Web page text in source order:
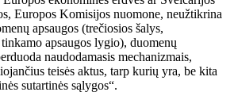
Europos Komisijos nuomone, neužtikrina
apsaugos (trečiosios šalys,
apsaugos lygio), duomenų
naudodamasis mechanizmais,
teisės aktus, tarp kurių yra, be kita
sutartinės sąlygos“.